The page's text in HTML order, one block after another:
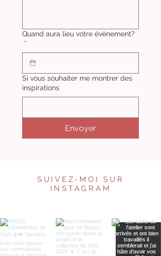
Quand aura lieu votre évènement?
*
Si vous souhaiter me montrer des
inspirations
Envoyer
SUIVEZ-MOI SUR
INSTAGRAM